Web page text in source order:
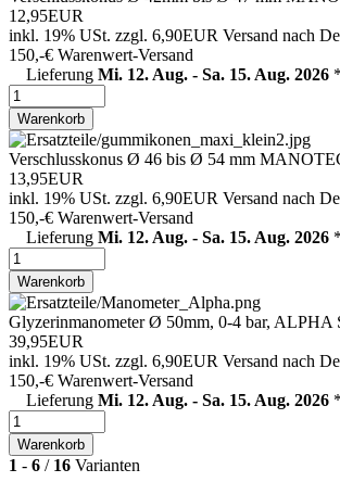
12,95EUR
inkl. 19% USt. zzgl. 6,90EUR Versand nach
150,-€ Warenwert-Versand
Lieferung Mi. 12. Aug. - Sa. 15. Aug. 2026
Warenkorb
Verschlusskonus Ø 46 bis Ø 54 mm
13,95EUR
inkl. 19% USt. zzgl. 6,90EUR Versand nach
150,-€ Warenwert-Versand
Lieferung Mi. 12. Aug. - Sa. 15. Aug. 2026
Warenkorb
Glyzerinmanometer Ø 50mm, 0-4 bar,
39,95EUR
inkl. 19% USt. zzgl. 6,90EUR Versand nach
150,-€ Warenwert-Versand
Lieferung Mi. 12. Aug. - Sa. 15. Aug. 2026
Warenkorb
1 - 6 / 16 Varianten